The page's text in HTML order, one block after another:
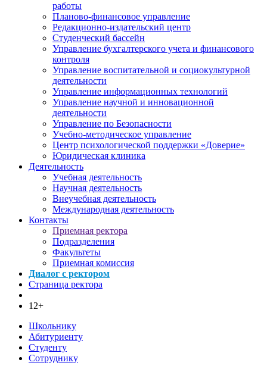
работы
Планово-финансовое управление
Редакционно-издательский центр
Студенческий бассейн
Управление бухгалтерского учета и финансового
контроля
Управление воспитательной и социокультурной
деятельности
Управление информационных технологий
Управление научной и инновационной
деятельности
Управление по Безопасности
Учебно-методическое управление
Центр психологической поддержки «Доверие»
Юридическая клиника
Деятельность
Учебная деятельность
Научная деятельность
Внеучебная деятельность
Международная деятельность
Контакты
Приемная ректора
Подразделения
Факультеты
Приемная комиссия
Диалог с ректором
Страница ректора
12+
Школьнику
Абитуриенту
Студенту
Сотруднику